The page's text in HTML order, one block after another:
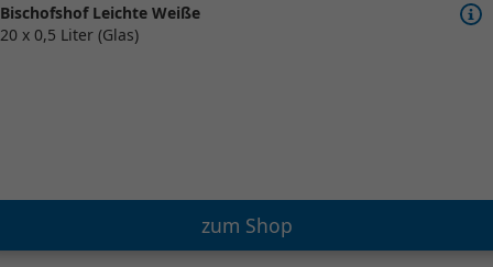
Bischofshof Leichte Weiße
20 x 0,5 Liter (Glas)
zum Shop